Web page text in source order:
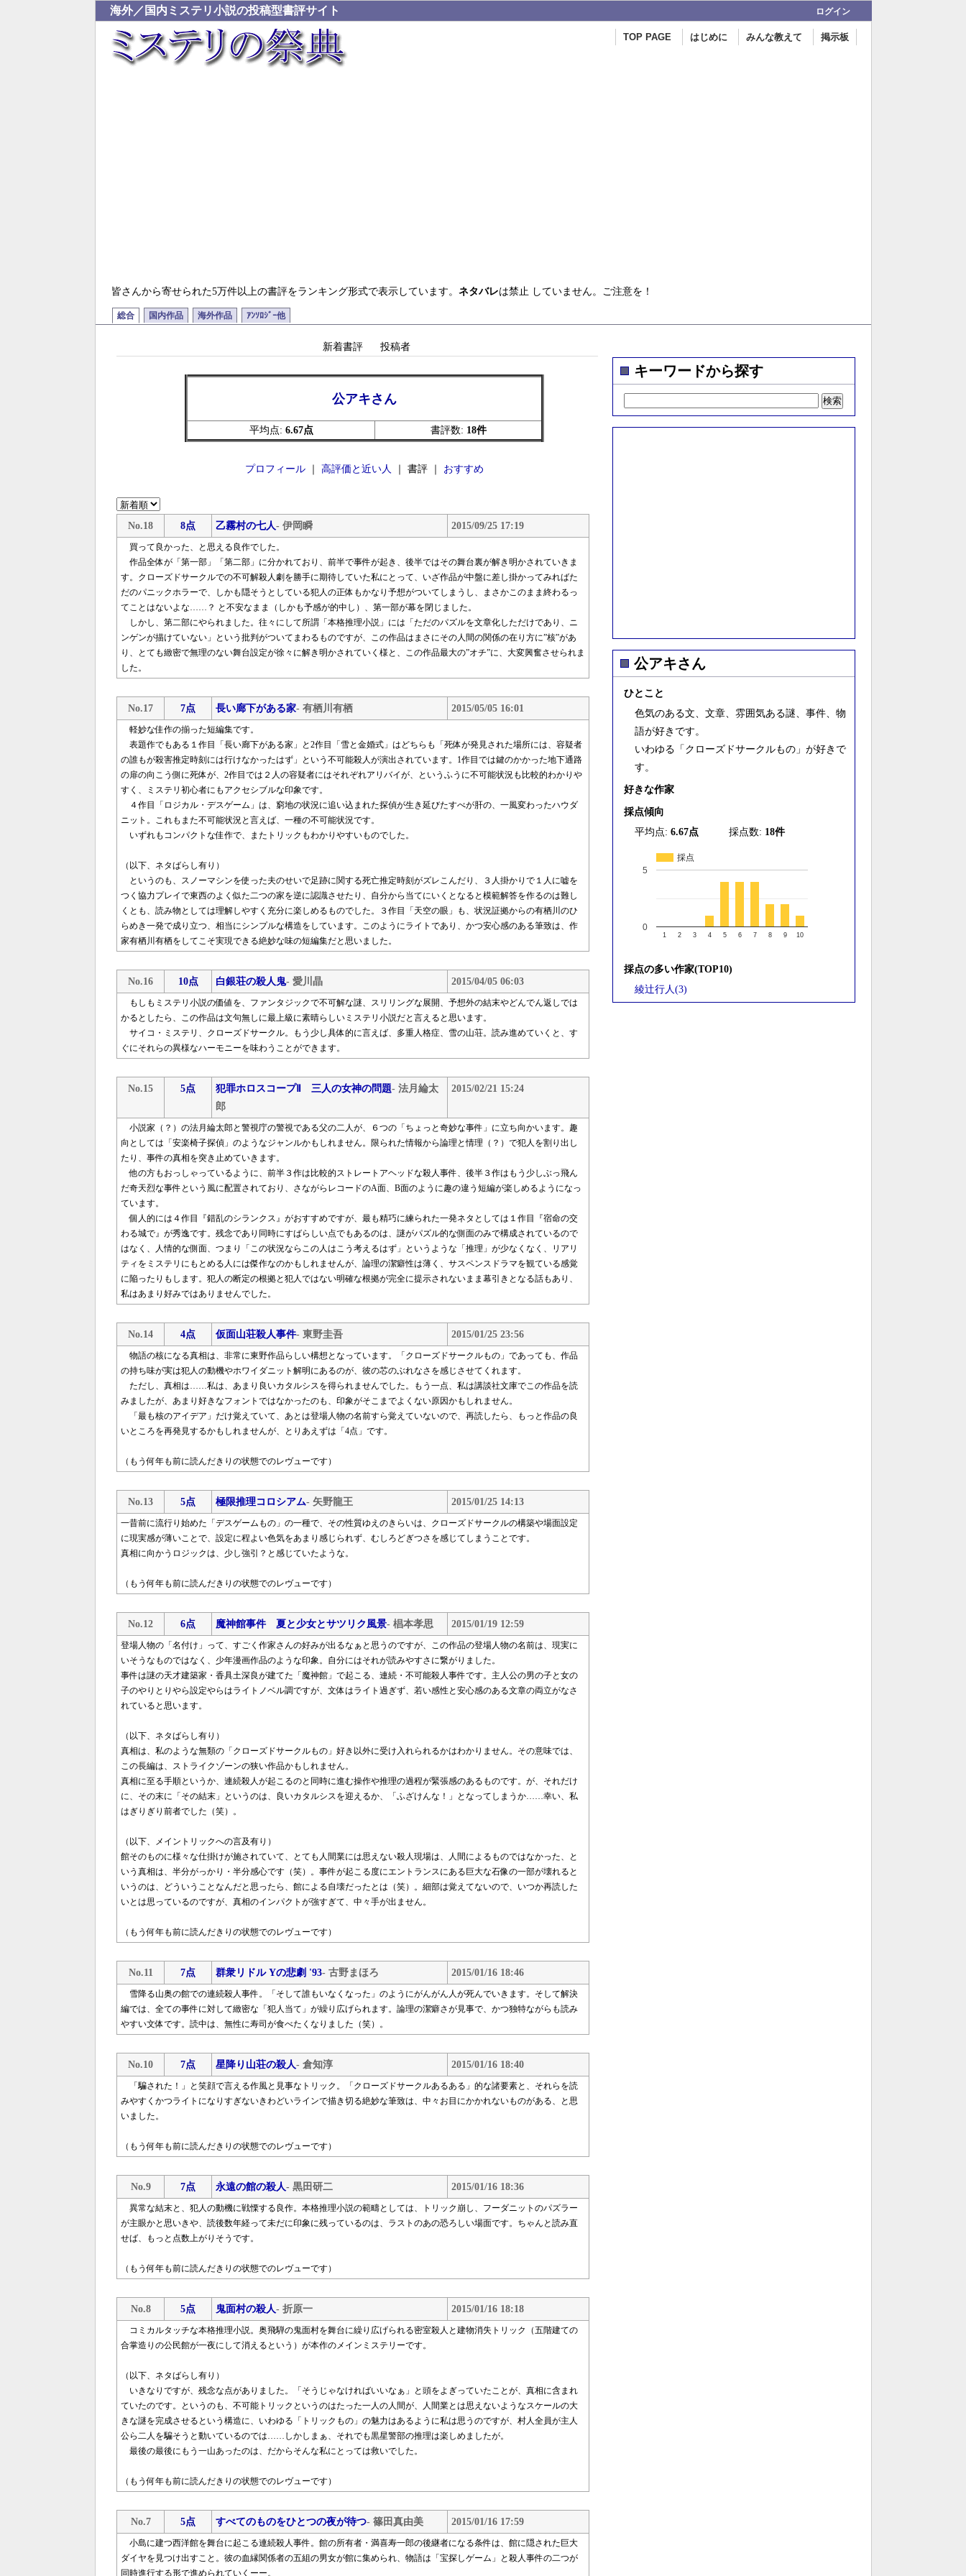
海外／国内ミステリ小説の投稿型書評サイト ログイン
掲示板
みんな教えて
はじめに
TOP PAGE
皆さんから寄せられた5万件以上の書評をランキング形式で表示しています。 ネタバレは禁止 していません。ご注意を！
総合 国内作品 海外作品 ｱﾝｿﾛｼﾞｰ他
新着書評 投稿者
公アキさん
平均点: 6.67点 書評数: 18件
プロフィール 高評価と近い人 ｜ 書評 ｜ おすすめ
No.18 8点 乙霧村の七人- 伊岡瞬 2015/09/25 17:19
買って良かった、と思える良作でした。
作品全体が「第一部」「第二部」に分かれており、前半で事件が起き、後半ではその舞台裏が解き明かされていきま
す。クローズドサークルでの不可解殺人劇を勝手に期待していた私にとって、いざ作品が中盤に差し掛かってみればた
だのパニックホラーで、しかも隠そうとしている犯人の正体もかなり予想がついてしまうし、まさかこのまま終わるっ
てことはないよな……？ と不安なまま（しかも予感が的中し）、第一部が幕を閉じました。
しかし、第二部にやられました。往々にして所謂「本格推理小説」には「ただのパズルを文章化しただけであり、ニ
ンゲンが描けていない」という批判がついてまわるものですが、この作品はまさにその人間の関係の在り方に”核”があ
り、とても緻密で無理のない舞台設定が徐々に解き明かされていく様と、この作品最大の”オチ”に、大変興奮させられま
した。
No.17 7点 長い廊下がある家- 有栖川有栖 2015/05/05 16:01
軽妙な佳作の揃った短編集です。
表題作でもある１作目「長い廊下がある家」と2作目「雪と金婚式」はどちらも「死体が発見された場所には、容疑者
の誰もが殺害推定時刻には行けなかったはず」という不可能殺人が演出されています。1作目では鍵のかかった地下通路
の扉の向こう側に死体が、2作目では２人の容疑者にはそれぞれアリバイが、というふうに不可能状況も比較的わかりや
すく、ミステリ初心者にもアクセシブルな印象です。
４作目「ロジカル・デスゲーム」は、窮地の状況に追い込まれた探偵が生き延びたすべが肝の、一風変わったハウダ
ニット。これもまた不可能状況と言えば、一種の不可能状況です。
いずれもコンパクトな佳作で、またトリックもわかりやすいものでした。
（以下、ネタばらし有り）
というのも、スノーマシンを使った夫のせいで足跡に関する死亡推定時刻がズレこんだり、３人掛かりで１人に嘘を
つく協力プレイで東西のよく似た二つの家を逆に認識させたり、自分から当てにいくとなると模範解答を作るのは難し
くとも、読み物としては理解しやすく充分に楽しめるものでした。３作目「天空の眼」も、状況証拠からの有栖川のひ
らめき一発で成り立つ、相当にシンプルな構造をしています。このようにライトであり、かつ安心感のある筆致は、作
家有栖川有栖をしてこそ実現できる絶妙な味の短編集だと思いました。
No.16 10点 白銀荘の殺人鬼- 愛川晶 2015/04/05 06:03
もしもミステリ小説の価値を、ファンタジックで不可解な謎、スリリングな展開、予想外の結末やどんでん返しでは
かるとしたら、この作品は文句無しに最上級に素晴らしいミステリ小説だと言えると思います。
サイコ・ミステリ、クローズドサークル。もう少し具体的に言えば、多重人格症、雪の山荘。読み進めていくと、す
ぐにそれらの異様なハーモニーを味わうことができます。
No.15 5点 犯罪ホロスコープⅡ 三人の女神の問題- 法月綸太
郎
2015/02/21 15:24
小説家（？）の法月綸太郎と警視庁の警視である父の二人が、６つの「ちょっと奇妙な事件」に立ち向かいます。趣
向としては「安楽椅子探偵」のようなジャンルかもしれません。限られた情報から論理と情理（？）で犯人を割り出し
たり、事件の真相を突き止めていきます。
他の方もおっしゃっているように、前半３作は比較的ストレートアヘッドな殺人事件、後半３作はもう少しぶっ飛ん
だ奇天烈な事件という風に配置されており、さながらレコードのA面、B面のように趣の違う短編が楽しめるようになっ
ています。
個人的には４作目『錯乱のシランクス』がおすすめですが、最も精巧に練られた一発ネタとしては１作目『宿命の交
わる城で』が秀逸です。残念であり同時にすばらしい点でもあるのは、謎がパズル的な側面のみで構成されているので
はなく、人情的な側面、つまり「この状況ならこの人はこう考えるはず」というような「推理」が少なくなく、リアリ
ティをミステリにもとめる人には傑作なのかもしれませんが、論理の潔癖性は薄く、サスペンスドラマを観ている感覚
に陥ったりもします。犯人の断定の根拠と犯人ではない明確な根拠が完全に提示されないまま幕引きとなる話もあり、
私はあまり好みではありませんでした。
No.14 4点 仮面山荘殺人事件- 東野圭吾 2015/01/25 23:56
物語の核になる真相は、非常に東野作品らしい構想となっています。「クローズドサークルもの」であっても、作品
の持ち味が実は犯人の動機やホワイダニット解明にあるのが、彼の芯のぶれなさを感じさせてくれます。
ただし、真相は……私は、あまり良いカタルシスを得られませんでした。もう一点、私は講談社文庫でこの作品を読
みましたが、あまり好きなフォントではなかったのも、印象がそこまでよくない原因かもしれません。
「最も核のアイデア」だけ覚えていて、あとは登場人物の名前すら覚えていないので、再読したら、もっと作品の良
いところを再発見するかもしれませんが、とりあえずは「4点」です。
（もう何年も前に読んだきりの状態でのレヴューです）
No.13 5点 極限推理コロシアム- 矢野龍王 2015/01/25 14:13
一昔前に流行り始めた「デスゲームもの」の一種で、その性質ゆえのきらいは、クローズドサークルの構築や場面設定
に現実感が薄いことで、設定に程よい色気をあまり感じられず、むしろどぎつさを感じてしまうことです。
真相に向かうロジックは、少し強引？と感じていたような。
（もう何年も前に読んだきりの状態でのレヴューです）
No.12 6点 魔神館事件 夏と少女とサツリク風景- 椙本孝思 2015/01/19 12:59
登場人物の「名付け」って、すごく作家さんの好みが出るなぁと思うのですが、この作品の登場人物の名前は、現実に
いそうなものではなく、少年漫画作品のような印象。自分にはそれが読みやすさに繋がりました。
事件は謎の天才建築家・香具土深良が建てた「魔神館」で起こる、連続・不可能殺人事件です。主人公の男の子と女の
子のやりとりやら設定やらはライトノベル調ですが、文体はライト過ぎず、若い感性と安心感のある文章の両立がなさ
れていると思います。
（以下、ネタばらし有り）
真相は、私のような無類の「クローズドサークルもの」好き以外に受け入れられるかはわかりません。その意味では、
この長編は、ストライクゾーンの狭い作品かもしれません。
真相に至る手順というか、連続殺人が起こるのと同時に進む操作や推理の過程が緊張感のあるものです。が、それだけ
に、その末に「その結末」というのは、良いカタルシスを迎えるか、「ふざけんな！」となってしまうか……幸い、私
はぎりぎり前者でした（笑）。
（以下、メイントリックへの言及有り）
館そのものに様々な仕掛けが施されていて、とても人間業には思えない殺人現場は、人間によるものではなかった、と
いう真相は、半分がっかり・半分感心です（笑）。事件が起こる度にエントランスにある巨大な石像の一部が壊れると
いうのは、どういうことなんだと思ったら、館による自壊だったとは（笑）。細部は覚えてないので、いつか再読した
いとは思っているのですが、真相のインパクトが強すぎて、中々手が出ません。
（もう何年も前に読んだきりの状態でのレヴューです）
No.11 7点 群衆リドル Yの悲劇 '93- 古野まほろ 2015/01/16 18:46
雪降る山奥の館での連続殺人事件。「そして誰もいなくなった」のようにがんがん人が死んでいきます。そして解決
編では、全ての事件に対して緻密な「犯人当て」が繰り広げられます。論理の潔癖さが見事で、かつ独特ながらも読み
やすい文体です。読中は、無性に寿司が食べたくなりました（笑）。
No.10 7点 星降り山荘の殺人- 倉知淳 2015/01/16 18:40
「騙された！」と笑顔で言える作風と見事なトリック。「クローズドサークルあるある」的な諸要素と、それらを読
みやすくかつライトになりすぎないきわどいラインで描き切る絶妙な筆致は、中々お目にかかれないものがある、と思
いました。
（もう何年も前に読んだきりの状態でのレヴューです）
No.9 7点 永遠の館の殺人- 黒田研二 2015/01/16 18:36
異常な結末と、犯人の動機に戦慄する良作。本格推理小説の範疇としては、トリック崩し、フーダニットのパズラー
が主眼かと思いきや、読後数年経って未だに印象に残っているのは、ラストのあの恐ろしい場面です。ちゃんと読み直
せば、もっと点数上がりそうです。
（もう何年も前に読んだきりの状態でのレヴューです）
No.8 5点 鬼面村の殺人- 折原一 2015/01/16 18:18
コミカルタッチな本格推理小説。奥飛騨の鬼面村を舞台に繰り広げられる密室殺人と建物消失トリック（五階建ての
合掌造りの公民館が一夜にして消えるという）が本作のメインミステリーです。
（以下、ネタばらし有り）
いきなりですが、残念な点がありました。「そうじゃなければいいなぁ」と頭をよぎっていたことが、真相に含まれ
ていたのです。というのも、不可能トリックというのはたった一人の人間が、人間業とは思えないようなスケールの大
きな謎を完成させるという構造に、いわゆる「トリックもの」の魅力はあるように私は思うのですが、村人全員が主人
公ら二人を騙そうと動いているのでは……しかしまぁ、それでも黒星警部の推理は楽しめましたが。
最後の最後にもう一山あったのは、だからそんな私にとっては救いでした。
（もう何年も前に読んだきりの状態でのレヴューです）
No.7 5点 すべてのものをひとつの夜が待つ- 篠田真由美 2015/01/16 17:59
小島に建つ西洋館を舞台に起こる連続殺人事件。館の所有者・満喜寿一郎の後継者になる条件は、館に隠された巨大
ダイヤを見つけ出すこと。彼の血縁関係者の五組の男女が館に集められ、物語は「宝探しゲーム」と殺人事件の二つが
同時進行する形で進められていくーー。
キーワードから探す
公アキさん
ひとこと
色気のある文、文章、雰囲気ある謎、事件、物
語が好きです。
いわゆる「クローズドサークルもの」が好きで
す。
好きな作家
採点傾向
平均点: 6.67点 採点数: 18件
採点
1 2 3 4 5 6 7 8 9 10
0
5
採点の多い作家(TOP10)
綾辻行人(3)